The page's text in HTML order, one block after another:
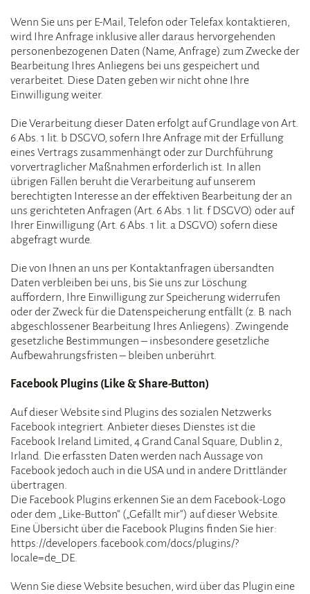
Wenn Sie uns per E-Mail, Telefon oder Telefax kontaktieren,
wird Ihre Anfrage inklusive aller daraus hervorgehenden
personenbezogenen Daten (Name, Anfrage) zum Zwecke der
Bearbeitung Ihres Anliegens bei uns gespeichert und
verarbeitet. Diese Daten geben wir nicht ohne Ihre
Einwilligung weiter.
Die Verarbeitung dieser Daten erfolgt auf Grundlage von Art.
6 Abs. 1 lit. b DSGVO, sofern Ihre Anfrage mit der Erfüllung
eines Vertrags zusammenhängt oder zur Durchführung
vorvertraglicher Maßnahmen erforderlich ist. In allen
übrigen Fällen beruht die Verarbeitung auf unserem
berechtigten Interesse an der effektiven Bearbeitung der an
uns gerichteten Anfragen (Art. 6 Abs. 1 lit. f DSGVO) oder auf
Ihrer Einwilligung (Art. 6 Abs. 1 lit. a DSGVO) sofern diese
abgefragt wurde.
Die von Ihnen an uns per Kontaktanfragen übersandten
Daten verbleiben bei uns, bis Sie uns zur Löschung
auffordern, Ihre Einwilligung zur Speicherung widerrufen
oder der Zweck für die Datenspeicherung entfällt (z. B. nach
abgeschlossener Bearbeitung Ihres Anliegens). Zwingende
gesetzliche Bestimmungen – insbesondere gesetzliche
Aufbewahrungsfristen – bleiben unberührt.
Facebook Plugins (Like & Share-Button)
Auf dieser Website sind Plugins des sozialen Netzwerks
Facebook integriert. Anbieter dieses Dienstes ist die
Facebook Ireland Limited, 4 Grand Canal Square, Dublin 2,
Irland. Die erfassten Daten werden nach Aussage von
Facebook jedoch auch in die USA und in andere Drittländer
übertragen.
Die Facebook Plugins erkennen Sie an dem Facebook-Logo
oder dem „Like-Button“ („Gefällt mir“) auf dieser Website.
Eine Übersicht über die Facebook Plugins finden Sie hier:
https://developers.facebook.com/docs/plugins/?
locale=de_DE.
Wenn Sie diese Website besuchen, wird über das Plugin eine